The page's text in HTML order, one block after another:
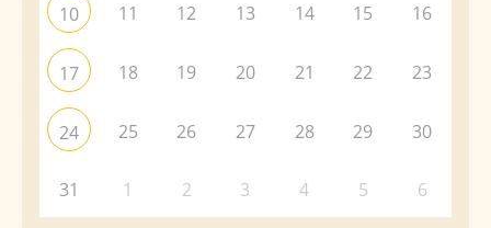
10 11 12 13 14 15 16
17 18 19 20 21 22 23
24 25 26 27 28 29 30
31 1 2 3 4 5 6